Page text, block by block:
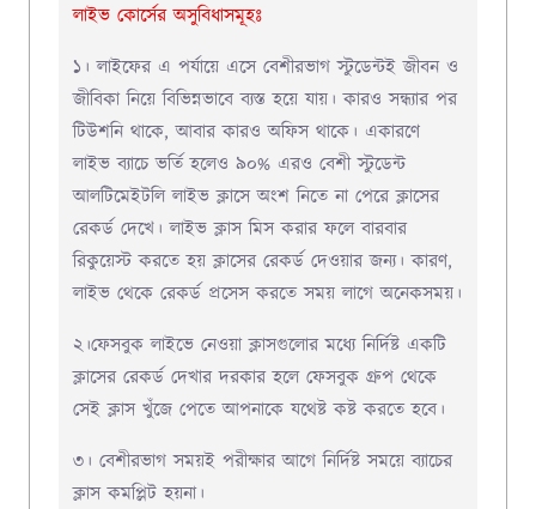
লাইভ কোর্সের অসুবিধাসমূহঃ
১। লাইফের এ পর্যায়ে এসে বেশীরভাগ স্টুডেন্টই জীবন ও
জীবিকা নিয়ে বিভিন্নভাবে ব্যস্ত হয়ে যায়।কারও সন্ধ্যার পর
টিউশনি থাকে, আবার কারও অফিস থাকে। একারণে
লাইভ ব্যাচে ভর্তি হলেও ৯০% এরও বেশী স্টুডেন্ট
আলটিমেইটলি লাইভ ক্লাসে অংশ নিতে না পেরে ক্লাসের
রেকর্ড দেখে।লাইভ ক্লাস মিস করার ফলে বারবার
রিকুয়েস্ট করতে হয় ক্লাসের রেকর্ড দেওয়ার জন্য। কারণ,
লাইভ থেকে রেকর্ড প্রসেস করতে সময় লাগে অনেকসময়।
২।ফেসবুক লাইভে নেওয়া ক্লাসগুলোর মধ্যে নির্দিষ্ট একটি
ক্লাসের রেকর্ড দেখার দরকার হলে ফেসবুক গ্রুপ থেকে
সেই ক্লাস খুঁজে পেতে আপনাকে যথেষ্ট কষ্ট করতে হবে।
৩। বেশীরভাগ সময়ই পরীক্ষার আগে নির্দিষ্ট সময়ে ব্যাচের
ক্লাস কমপ্লিট হয়না।